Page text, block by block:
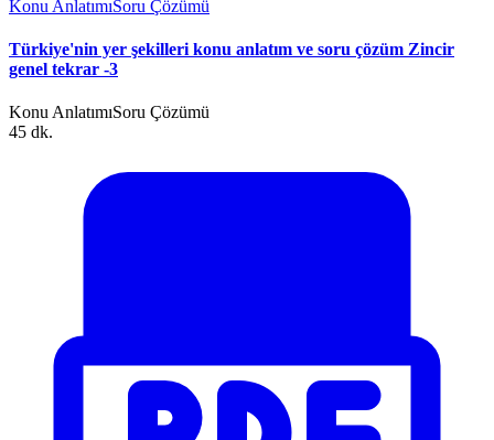
Konu AnlatımıSoru Çözümü
Türkiye'nin yer şekilleri konu anlatım ve soru çözüm Zincir
genel tekrar -3
Konu AnlatımıSoru Çözümü
45 dk.